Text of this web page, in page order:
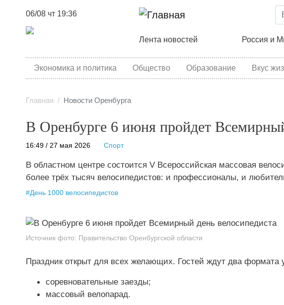
06/08 чт 19:36
Основная навигация
Лента новостей Россия и
category menu
Экономика и политика Общество Образование Вкус
Главная Новости Оренбурга
В Оренбурге 6 июня пройдет
16:49 / 27 мая 2026 Спорт
В областном центре состоится V Всероссийская массовая
более трёх тысяч велосипедистов: и профессионалы, и
#День 1000 велосипедистов
Источник фото: Правительство Оренбургской области
Праздник открыт для всех желающих. Гостей ждут два формата
соревновательные заезды;
массовый велопарад.